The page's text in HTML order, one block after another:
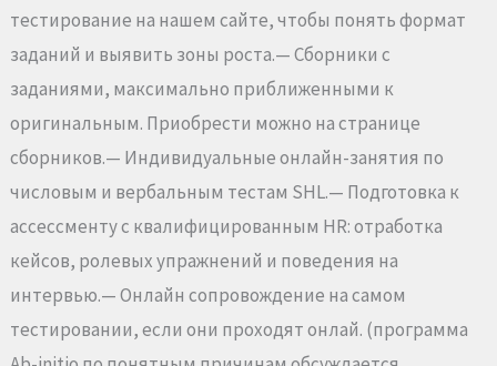
тестирование на нашем сайте, чтобы понять формат
заданий и выявить зоны роста.— Сборники с
заданиями, максимально приближенными к
оригинальным. Приобрести можно на странице
сборников.— Индивидуальные онлайн-занятия по
числовым и вербальным тестам SHL.— Подготовка к
ассессменту с квалифицированным HR: отработка
кейсов, ролевых упражнений и поведения на
интервью.— Онлайн сопровождение на самом
тестировании, если они проходят онлай. (программа